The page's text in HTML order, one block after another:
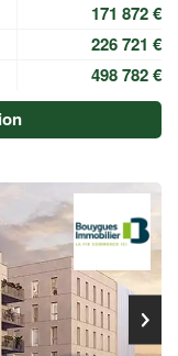
171 872 €
226 721 €
498 782 €